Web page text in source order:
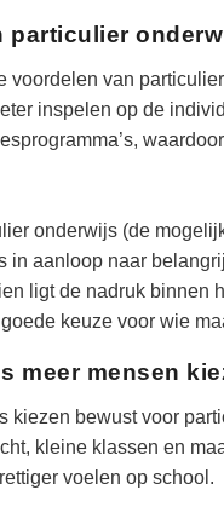
particulier
voordelen van
inspelen op de
onderwijs (de
in aanloop naar
ligt de nadruk binnen
keuze voor wie
meer mensen
kiezen bewust voor
kleine klassen en
voelen op school.